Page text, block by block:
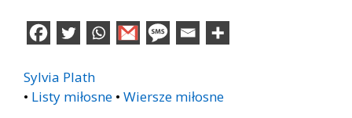
Sylvia Plath
• Listy miłosne • Wiersze miłosne